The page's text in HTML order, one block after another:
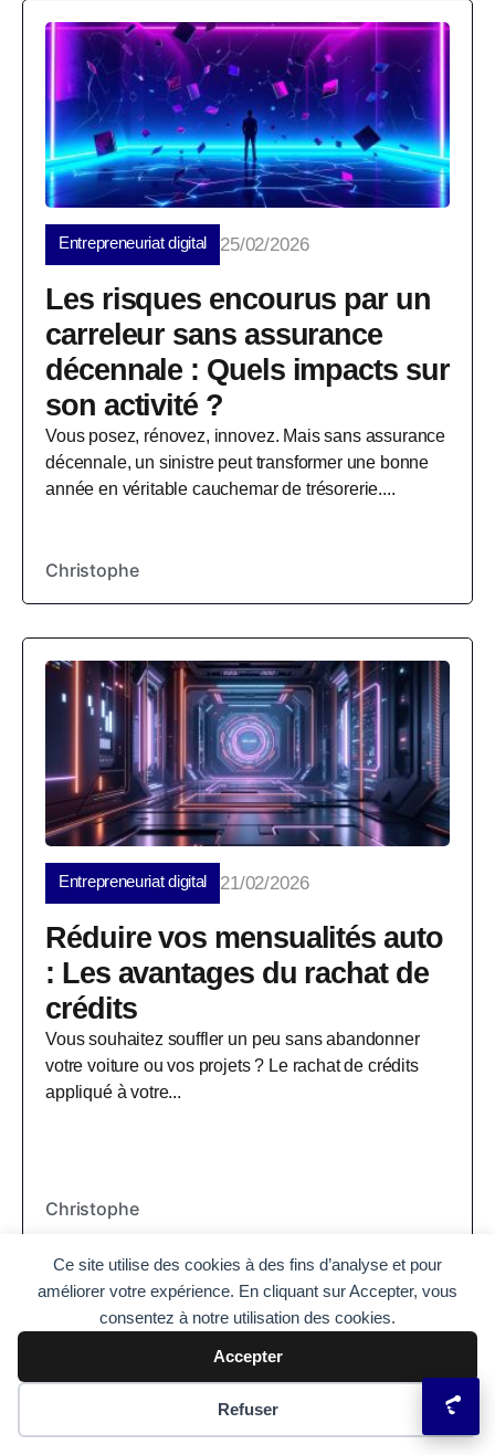
Ce site utilise des cookies à des fins d’analyse et pour
améliorer votre expérience. En cliquant sur Accepter, vous
consentez à notre utilisation des cookies.
Accepter
Refuser
Préférences des cookies
Entrepreneuriat digital 25/02/2026
Les risques encourus par un
carreleur sans assurance
décennale : Quels impacts sur
son activité ?
Vous posez, rénovez, innovez. Mais sans assurance
décennale, un sinistre peut transformer une bonne
année en véritable cauchemar de trésorerie....
Christophe
Entrepreneuriat digital 21/02/2026
Réduire vos mensualités auto
: Les avantages du rachat de
crédits
Vous souhaitez souffler un peu sans abandonner
votre voiture ou vos projets ? Le rachat de crédits
appliqué à votre...
Christophe